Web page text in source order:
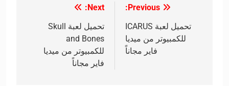
المقالات
Previous:
تحميل لعبة ICARUS
للكمبيوتر من ميديا
فاير مجاناً
Next:
تحميل لعبة Skull
and Bones
للكمبيوتر من ميديا
فاير مجاناً